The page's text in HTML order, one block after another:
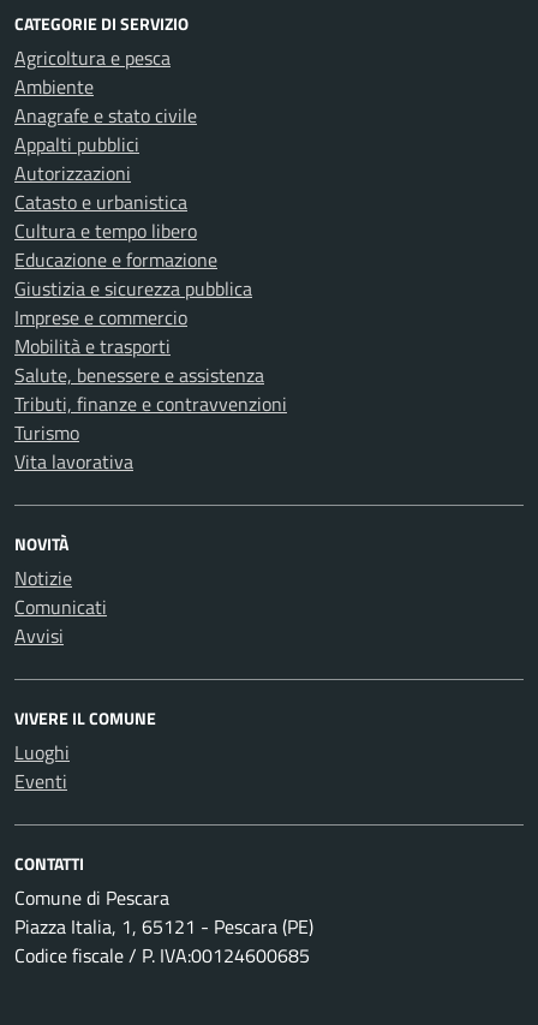
CATEGORIE DI SERVIZIO
Agricoltura e pesca
Ambiente
Anagrafe e stato civile
Appalti pubblici
Autorizzazioni
Catasto e urbanistica
Cultura e tempo libero
Educazione e formazione
Giustizia e sicurezza pubblica
Imprese e commercio
Mobilità e trasporti
Salute, benessere e assistenza
Tributi, finanze e contravvenzioni
Turismo
Vita lavorativa
NOVITÀ
Notizie
Comunicati
Avvisi
VIVERE IL COMUNE
Luoghi
Eventi
CONTATTI
Comune di Pescara
Piazza Italia, 1, 65121 - Pescara (PE)
Codice fiscale / P. IVA:00124600685